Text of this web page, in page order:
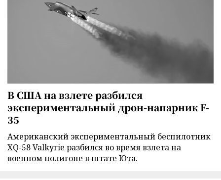
В США на взлете разбился
экспериментальный дрон-напарник F-
35
Американский экспериментальный беспилотник
XQ-58 Valkyrie разбился во время взлета на
военном полигоне в штате Юта.